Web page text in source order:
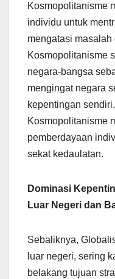
Kosmopolitanisme
individu untuk
mengatasi masalah
Kosmopolitanisme
negara-bangsa
mengingat negara
kepentingan
Kosmopolitanisme
pemberdayaan
sekat kedaulatan.
Dominasi
Luar Negeri dan
Sebaliknya,
luar negeri, sering
belakang tujuan